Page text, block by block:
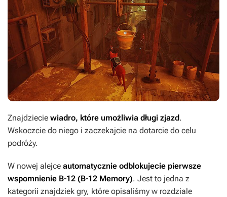
Znajdziecie wiadro, które umożliwia długi zjazd.
Wskoczcie do niego i zaczekajcie na dotarcie do celu
podróży.
W nowej alejce automatycznie odblokujecie pierwsze
wspomnienie B-12 (B-12 Memory). Jest to jedna z
kategorii znajdziek gry, które opisaliśmy w rozdziale